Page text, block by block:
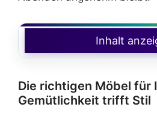
Inhalt
Die richtigen Möbel für
Gemütlichkeit trifft Stil